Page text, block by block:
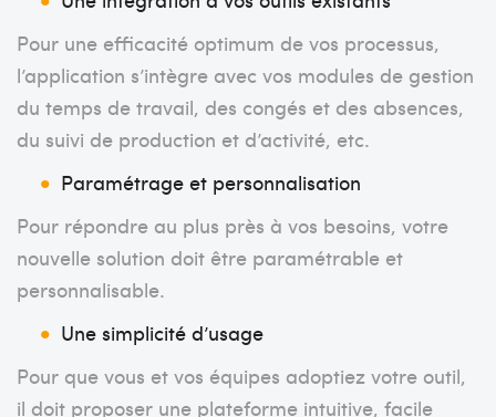
Pour une efficacité optimum de vos processus,
l’application s’intègre avec vos modules de gestion
du temps de travail, des congés et des absences,
du suivi de production et d’activité, etc.
Paramétrage et personnalisation
Pour répondre au plus près à vos besoins, votre
nouvelle solution doit être paramétrable et
personnalisable.
Une simplicité d’usage
Pour que vous et vos équipes adoptiez votre outil,
il doit proposer une plateforme intuitive, facile